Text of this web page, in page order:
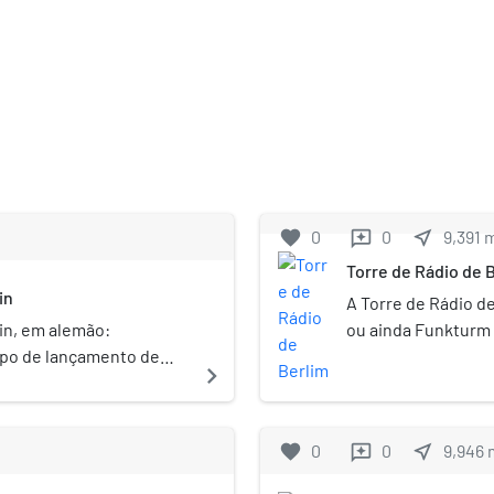
em alemão:
de lançamento de
adjacente ao atual
teve êxito em
nessa área de
navigate_next
favorite 0 reviews 0 near_me 9,391
Torre de Rádio de
A Torre de Rádio
ou ainda
Charlottenburg-
lange Lulatsch"
favorite 0 reviews 0 near_me 9,946